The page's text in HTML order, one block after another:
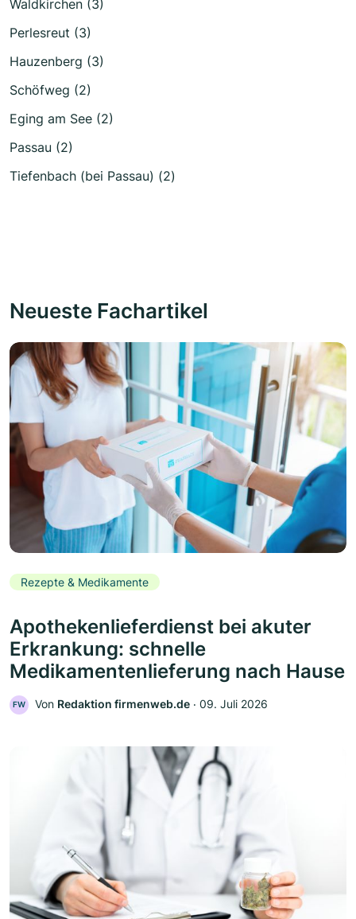
Waldkirchen (3)
Perlesreut (3)
Hauzenberg (3)
Schöfweg (2)
Eging am See (2)
Passau (2)
Tiefenbach (bei Passau) (2)
Neueste Fachartikel
Rezepte & Medikamente
Apothekenlieferdienst bei akuter
Erkrankung: schnelle
Medikamentenlieferung nach Hause
FW Von Redaktion firmenweb.de ‧ 09. Juli 2026